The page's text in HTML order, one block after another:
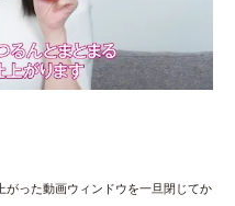
った動画ウィンドウを一旦閉じてか